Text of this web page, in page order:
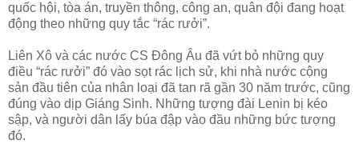
quốc hội, tòa án, truyền thông, công an, quân đội đang hoạt
động theo những quy tắc “rác rưởi”.
Liên Xô và các nước CS Đông Âu đã vứt bỏ những quy
điều “rác rưởi” đó vào sọt rác lịch sử, khi nhà nước cộng
sản đầu tiên của nhân loại đã tan rã gần 30 năm trước, cũng
đúng vào dịp Giáng Sinh. Những tượng đài Lenin bị kéo
sập, và người dân lấy búa đập vào đầu những bức tượng
đó.